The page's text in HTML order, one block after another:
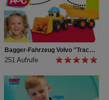
Bagger-Fahrzeug Volvo "Tracey Trailer" für Kleinkinder von ABC
251 Aufrufe